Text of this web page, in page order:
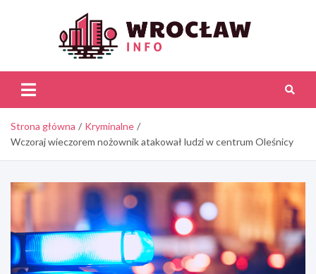
Strona główna
Kryminalne
Wczoraj wieczorem nożownik atakował ludzi w centrum Oleśnicy